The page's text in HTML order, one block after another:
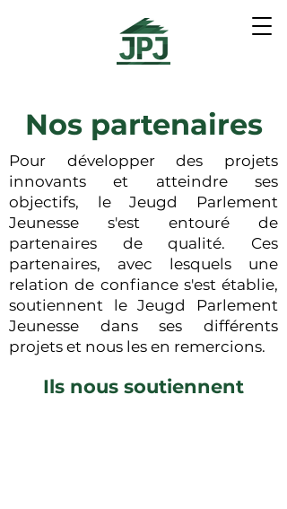
Nos partenaires
Pour développer des projets
innovants et atteindre ses
objectifs, le Jeugd Parlement
Jeunesse s'est entouré de
partenaires de qualité. Ces
partenaires, avec lesquels une
relation de confiance s'est établie,
soutiennent le Jeugd Parlement
Jeunesse dans ses différents
projets et nous les en remercions.
Ils nous soutiennent